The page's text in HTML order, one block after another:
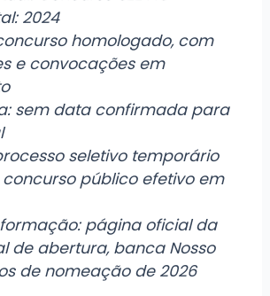
2024
homologado, com
e convocações em
sem data confirmada para
seletivo temporário
concurso público efetivo em
página oficial da
de abertura, banca Nosso
de nomeação de 2026